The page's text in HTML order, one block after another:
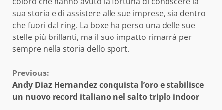
sua storia e di assistere alle sue imprese, sia dentro
che fuori dal ring. La boxe ha perso una delle sue
stelle più brillanti, ma il suo impatto rimarrà per
sempre nella storia dello sport.
Continue
Reading
Previous:
Andy Diaz Hernandez conquista l’oro e stabilisce
un nuovo record italiano nel salto triplo indoor